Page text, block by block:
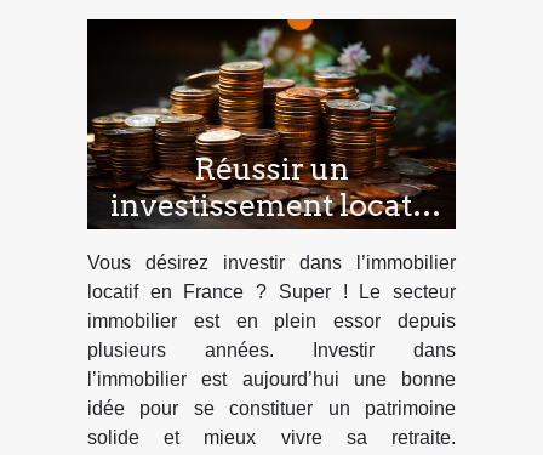
Réussir un
investissement locatif
en France : deux
conseils pour y parvenir
!
Vous désirez investir dans l’immobilier
locatif en France ? Super ! Le secteur
immobilier est en plein essor depuis
plusieurs années. Investir dans
l’immobilier est aujourd’hui une bonne
idée pour se constituer un patrimoine
solide et mieux vivre sa retraite.